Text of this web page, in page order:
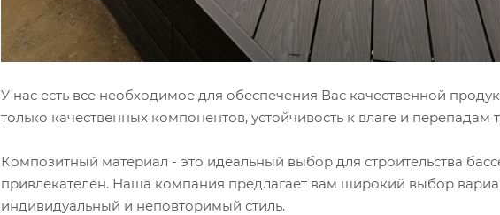
У нас есть все необходимое для обеспечения Вас качественной
только качественных компонентов, устойчивость к влаге и перепадам
Композитный материал - это идеальный выбор для строительства
привлекателен. Наша компания предлагает вам широкий выбор
индивидуальный и неповторимый стиль.